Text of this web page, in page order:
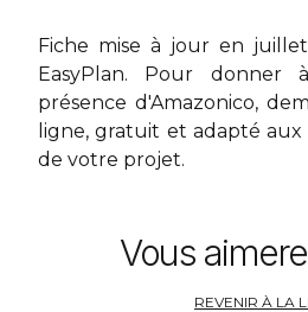
Fiche mise à jour en
EasyPlan. Pour donner
présence d'Amazonico,
ligne, gratuit et adapté aux
de votre projet.
Vous
REVENIR À LA